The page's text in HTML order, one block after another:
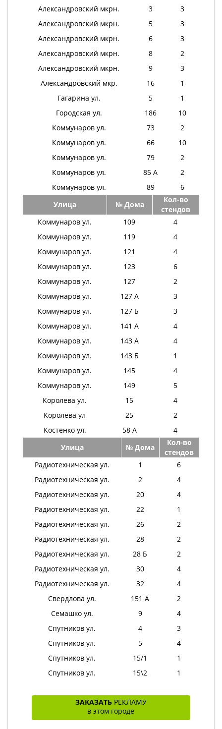
Александровский мкрн.
3
3
Александровский мкрн.
5
3
Александровский мкрн.
6
3
Александровский мкрн.
8
2
Александровский мкрн.
9
3
Александровский мкр.
16
1
Гагарина ул.
5
1
Городская ул.
186
10
Коммунаров ул.
73
2
Коммунаров ул.
66
10
Коммунаров ул.
79
2
Коммунаров ул.
85 А
2
Коммунаров ул.
89
6
Улица
№ Дома
Кол-во
стендов
Коммунаров ул.
109
4
Коммунаров ул.
119
4
Коммунаров ул.
121
4
Коммунаров ул.
123
6
Коммунаров ул.
127
2
Коммунаров ул.
127 А
3
Коммунаров ул.
127 Б
3
Коммунаров ул.
141 А
4
Коммунаров ул.
143 А
4
Коммунаров ул.
143 Б
1
Коммунаров ул.
145
4
Коммунаров ул.
149
5
Королева ул.
15
4
Королева ул
25
2
Костенко ул.
58 А
4
Улица
№ Дома
Кол-во
стендов
Радиотехническая ул.
1
6
Радиотехническая ул.
2
4
Радиотехническая ул.
20
4
Радиотехническая ул.
22
1
Радиотехническая ул.
26
2
Радиотехническая ул.
28
2
Радиотехническая ул.
28 Б
2
Радиотехническая ул.
30
4
Радиотехническая ул.
32
4
Свердлова ул.
151 А
2
Семашко ул.
9
4
Спутников ул.
4
3
Спутников ул.
5
4
Спутников ул.
15/1
1
Спутников ул.
15\2 1
ЗАКАЗАТЬРЕКЛАМУ
в этом городе